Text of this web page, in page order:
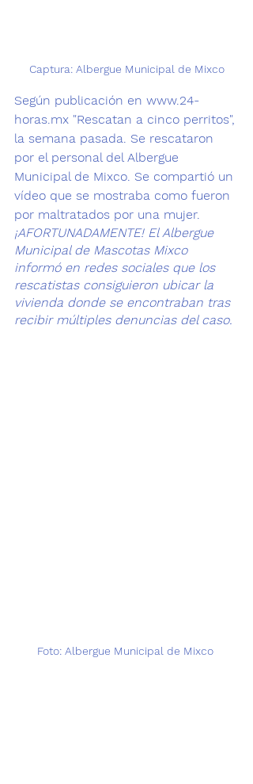
Captura: Albergue Municipal de Mixco
Según publicación en www.24-
horas.mx "Rescatan a cinco perritos",
la semana pasada. Se rescataron
por el personal del Albergue
Municipal de Mixco. Se compartió un
vídeo que se mostraba como fueron
por maltratados por una mujer.
¡AFORTUNADAMENTE! El Albergue
Municipal de Mascotas Mixco
informó en redes sociales que los
rescatistas consiguieron ubicar la
vivienda donde se encontraban tras
recibir múltiples denuncias del caso.
Foto: Albergue Municipal de Mixco